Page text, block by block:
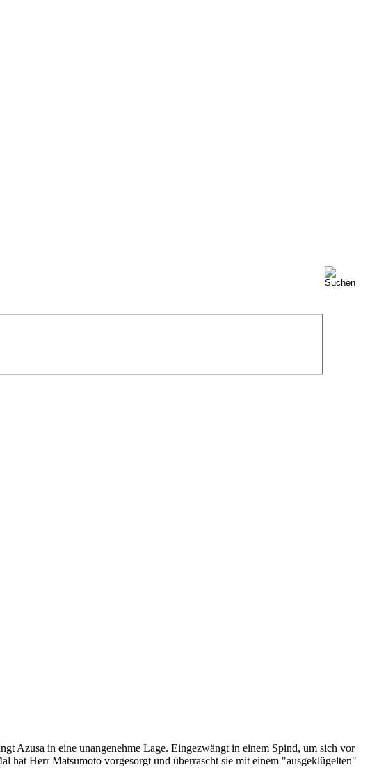
Azusa in eine unangenehme Lage. Eingezwängt in einem Spind, um sich vor
hat Herr Matsumoto vorgesorgt und überrascht sie mit einem "ausgeklügelten"